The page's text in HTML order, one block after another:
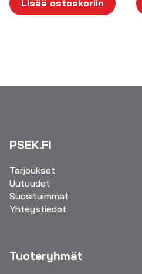
Lisää ostoskoriin
PSEK.FI
Tarjoukset
Uutuudet
Suosituimmat
Yhteystiedot
Tuoteryhmät